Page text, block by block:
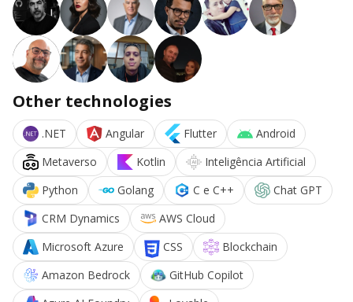
Other technologies
.NET Angular Flutter
Android
Metaverso
Kotlin
Inteligência Artificial
Python
Golang C e C++
Chat GPT
CRM Dynamics
AWS Cloud
Microsoft Azure
CSS
Blockchain
Amazon Bedrock
GitHub Copilot